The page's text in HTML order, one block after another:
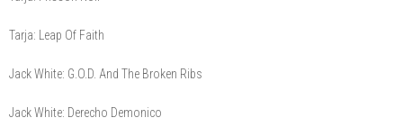
Tarja: Leap Of Faith
Jack White: G.O.D. And The Broken Ribs
Jack White: Derecho Demonico